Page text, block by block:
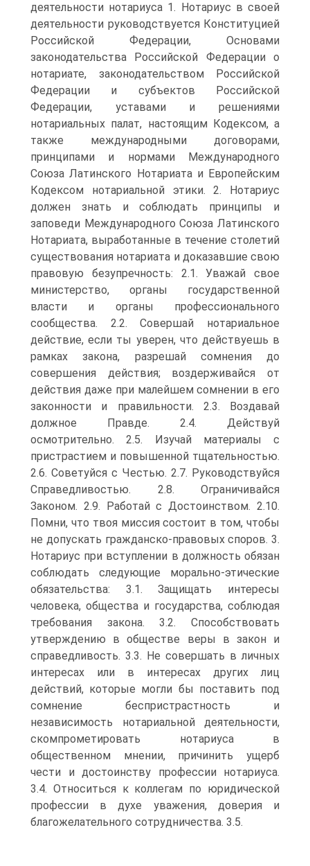
деятельности нотариуса 1. Нотариус в своей
деятельности руководствуется Конституцией
Российской Федерации, Основами
законодательства Российской Федерации о
нотариате, законодательством Российской
Федерации и субъектов Российской
Федерации, уставами и решениями
нотариальных палат, настоящим Кодексом, а
также международными договорами,
принципами и нормами Международного
Союза Латинского Нотариата и Европейским
Кодексом нотариальной этики. 2. Нотариус
должен знать и соблюдать принципы и
заповеди Международного Союза Латинского
Нотариата, выработанные в течение столетий
существования нотариата и доказавшие свою
правовую безупречность: 2.1. Уважай свое
министерство, органы государственной
власти и органы профессионального
сообщества. 2.2. Совершай нотариальное
действие, если ты уверен, что действуешь в
рамках закона, разрешай сомнения до
совершения действия; воздерживайся от
действия даже при малейшем сомнении в его
законности и правильности. 2.3. Воздавай
должное Правде. 2.4. Действуй
осмотрительно. 2.5. Изучай материалы с
пристрастием и повышенной тщательностью.
2.6. Советуйся с Честью. 2.7. Руководствуйся
Справедливостью. 2.8. Ограничивайся
Законом. 2.9. Работай с Достоинством. 2.10.
Помни, что твоя миссия состоит в том, чтобы
не допускать гражданско-правовых споров. 3.
Нотариус при вступлении в должность обязан
соблюдать следующие морально-этические
обязательства: 3.1. Защищать интересы
человека, общества и государства, соблюдая
требования закона. 3.2. Способствовать
утверждению в обществе веры в закон и
справедливость. 3.3. Не совершать в личных
интересах или в интересах других лиц
действий, которые могли бы поставить под
сомнение беспристрастность и
независимость нотариальной деятельности,
скомпрометировать нотариуса в
общественном мнении, причинить ущерб
чести и достоинству профессии нотариуса.
3.4. Относиться к коллегам по юридической
профессии в духе уважения, доверия и
благожелательного сотрудничества. 3.5.